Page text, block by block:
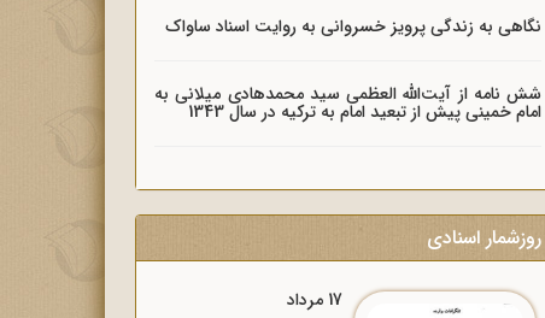
نگاهی به زندگی پرویز خسروانی به روایت اسناد ساواک
شش نامه از آیت‌الله العظمی سید محمدهادی میلانی به
امام خمینی پیش از تبعید امام به ترکیه در سال 1343
روزشمار اسنادی
17 مرداد